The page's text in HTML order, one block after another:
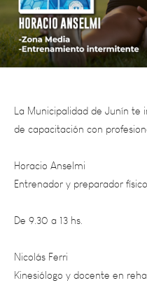
La Municipalidad de Junín
de capacitación con
Horacio Anselmi
Entrenador y preparador físico
De 9.30 a 13 hs.
Nicolás Ferri
Kinesiólogo y docente en